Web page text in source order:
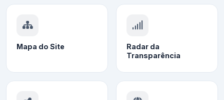
Mapa do Site
Radar da
Transparência